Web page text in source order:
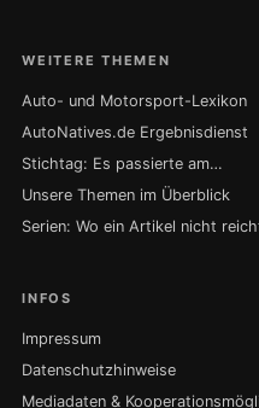
WEITERE THEMEN
Auto- und Motorsport-Lexikon
AutoNatives.de Ergebnisdienst
Stichtag: Es passierte am…
Unsere Themen im Überblick
Serien: Wo ein Artikel nicht
INFOS
Impressum
Datenschutzhinweise
Mediadaten &